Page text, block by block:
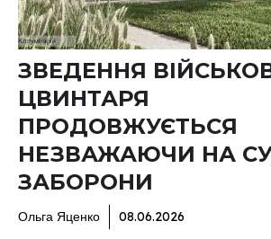
ЗВЕДЕННЯ
ЦВИНТАРЯ
ПРОДОВЖУЄТЬСЯ
НЕЗВАЖАЮЧИ НА
ЗАБОРОНИ
Ольга Яценко 08.06.2026